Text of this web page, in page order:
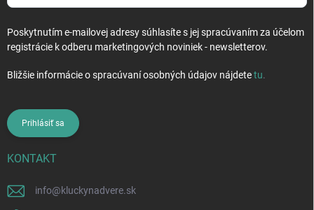
Poskytnutím e-mailovej adresy súhlasíte s jej spracúvaním za účelom
registrácie k odberu marketingových noviniek - newsletterov.
Bližšie informácie o spracúvaní osobných údajov nájdetetu.
Prihlásiť sa
KONTAKT
info@kluckynadvere.sk